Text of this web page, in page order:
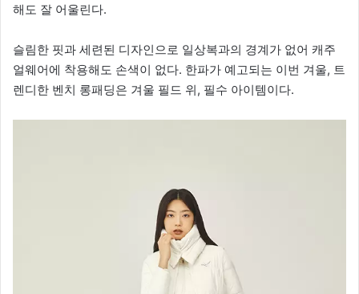
해도 잘 어울린다.
슬림한 핏과 세련된 디자인으로 일상복과의 경계가 없어 캐주
얼웨어에 착용해도 손색이 없다. 한파가 예고되는 이번 겨울, 트
렌디한 벤치 롱패딩은 겨울 필드 위, 필수 아이템이다.